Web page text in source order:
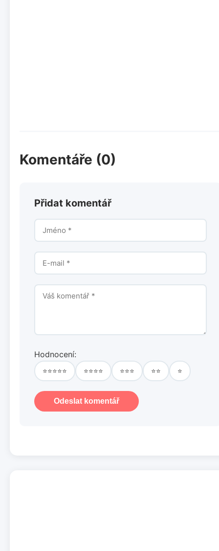
Komentáře (0)
Přidat komentář
Hodnocení:
⭐⭐⭐⭐⭐ ⭐⭐⭐⭐ ⭐⭐⭐ ⭐⭐ ⭐
Odeslat komentář